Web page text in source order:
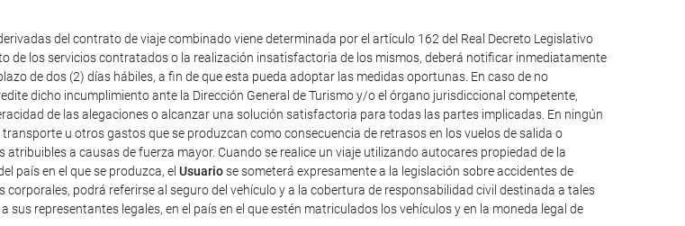
del contrato de viaje combinado viene determinada por el artículo 162 del Real Decreto Legislativo
de los servicios contratados o la realización insatisfactoria de los mismos, deberá notificar inmediatamente
de dos (2) días hábiles, a fin de que esta pueda adoptar las medidas oportunas. En caso de no
dicho incumplimiento ante la Dirección General de Turismo y/o el órgano jurisdiccional competente,
de las alegaciones o alcanzar una solución satisfactoria para todas las partes implicadas. En ningún
u otros gastos que se produzcan como consecuencia de retrasos en los vuelos de salida o
a causas de fuerza mayor. Cuando se realice un viaje utilizando autocares propiedad de la
país en el que se produzca, el Usuariose someterá expresamente a la legislación sobre accidentes de
podrá referirse al seguro del vehículo y a la cobertura de responsabilidad civil destinada a tales
representantes legales, en el país en el que estén matriculados los vehículos y en la moneda legal de